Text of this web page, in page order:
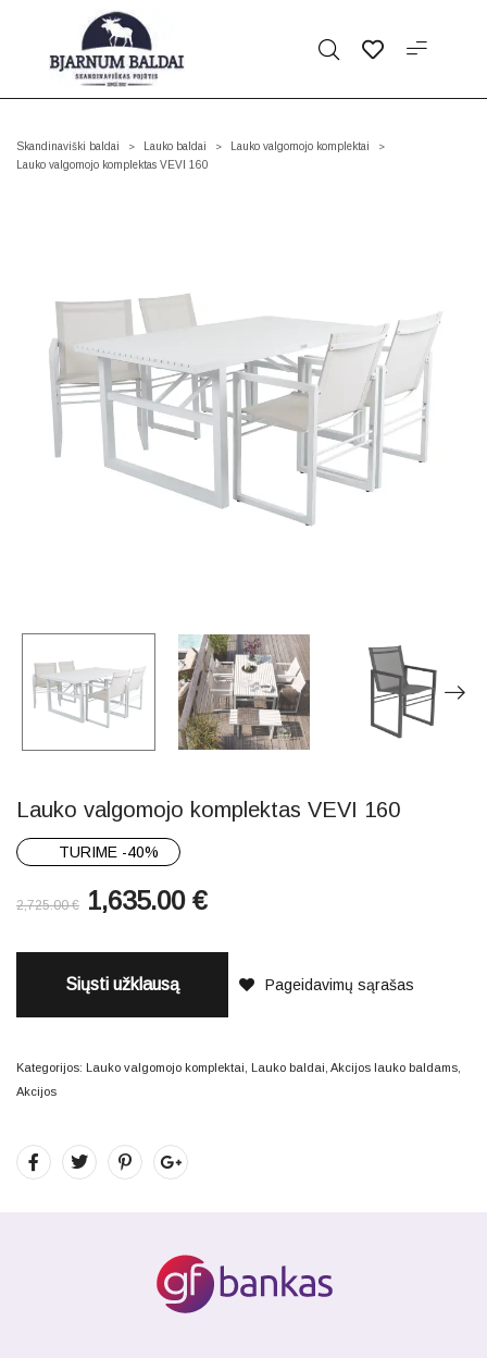
Skandinaviški baldai > Lauko baldai > Lauko valgomojo komplektai >
Lauko valgomojo komplektas VEVI 160
Lauko valgomojo komplektas VEVI 160
TURIME -40%
2,725.00€ 1,635.00 €
Siųsti užklausą Pageidavimų sąrašas
Kategorijos: Lauko valgomojo komplektai Lauko baldai Akcijos lauko baldams
Akcijos